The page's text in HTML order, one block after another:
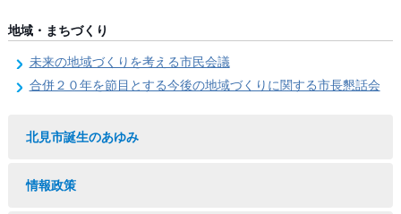
地域・まちづくり
未来の地域づくりを考える市民会議
合併２０年を節目とする今後の地域づくりに関する市長懇話会
北見市誕生のあゆみ
情報政策